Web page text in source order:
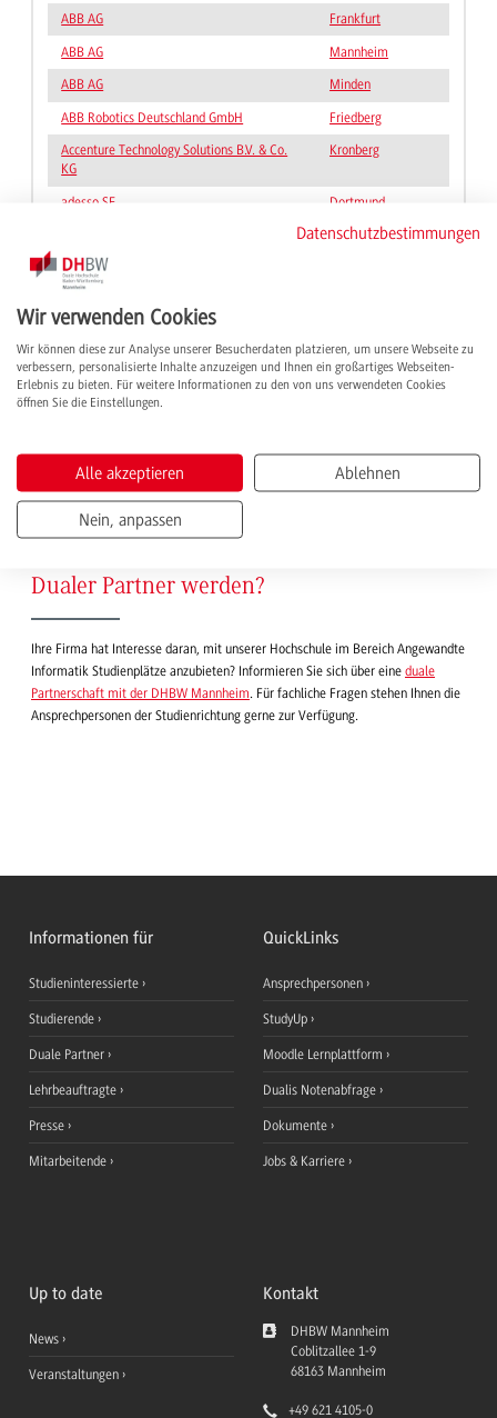
ABB AG Frankfurt
ABB AG Mannheim
ABB AG Minden
ABB Robotics Deutschland GmbH Friedberg
Accenture Technology Solutions B.V. & Co.
KG
Kronberg
adesso SE Dortmund
Bad Homburg
Atos Information Technology GmbH -
bundesweite Standorte
Atos Secure Digital GmbH - bundesweite
BAUHAUS AG Mannheim
Nächste
Dualer Partner werden?
Ihre Firma hat Interesse daran, mit unserer Hochschule im Bereich Angewandte
Informatik Studienplätze anzubieten? Informieren Sie sich über eine duale
Partnerschaft mit der DHBW Mannheim. Für fachliche Fragen stehen Ihnen die
Ansprechpersonen der Studienrichtung gerne zur Verfügung.
Informationen für
Studieninteressierte
Studierende
Duale Partner
Lehrbeauftragte
Presse
Mitarbeitende
QuickLinks
Ansprechpersonen
StudyUp
Moodle Lernplattform
Dualis Notenabfrage
Dokumente
Jobs & Karriere
Up to date
News
Veranstaltungen
Kontakt
DHBW Mannheim
Coblitzallee 1-9
68163 Mannheim
+49 621 4105-0
Datenschutzbestimmungen
Wir verwenden Cookies
Wir können diese zur Analyse unserer Besucherdaten platzieren, um unsere Webseite zu
verbessern, personalisierte Inhalte anzuzeigen und Ihnen ein großartiges Webseiten-
Erlebnis zu bieten. Für weitere Informationen zu den von uns verwendeten Cookies
öffnen Sie die Einstellungen.
Alle akzeptieren Ablehnen
Nein, anpassen